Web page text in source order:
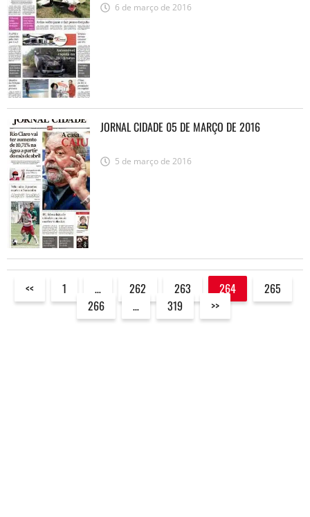
6 de março de 2016
JORNAL CIDADE 05 DE MARÇO DE 2016
5 de março de 2016
<< 1 … 262 263 264
265
266
… 319 >>